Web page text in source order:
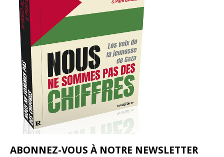
ABONNEZ-VOUS À NOTRE NEWSLETTER